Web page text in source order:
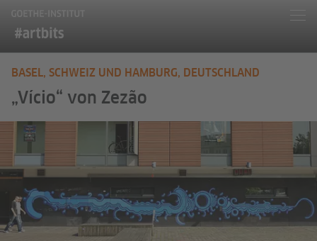
BASEL, SCHWEIZ UND HAMBURG, DEUTSCHLAND
„Vício“ von Zezão